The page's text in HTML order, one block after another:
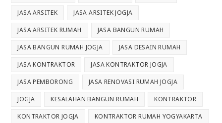
JASA ARSITEK JASA ARSITEK JOGJA
JASA ARSITEK RUMAH JASA BANGUN RUMAH
JASA BANGUN RUMAH JOGJA JASA DESAIN RUMAH
JASA KONTRAKTOR JASA KONTRAKTOR JOGJA
JASA PEMBORONG JASA RENOVASI RUMAH JOGJA
JOGJA KESALAHAN BANGUN RUMAH KONTRAKTOR
KONTRAKTOR JOGJA KONTRAKTOR RUMAH YOGYAKARTA